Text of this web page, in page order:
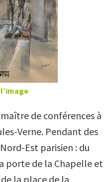
de conférences à
Verne. Pendant des
Est parisien : du
porte de la Chapelle et
la place de la